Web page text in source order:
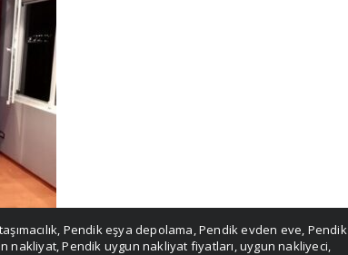
, Pendik eşya depolama,Pendik evden eve, Pendik
nakliyat,Pendik uygun nakliyat fiyatları,uygun nakliyeci,